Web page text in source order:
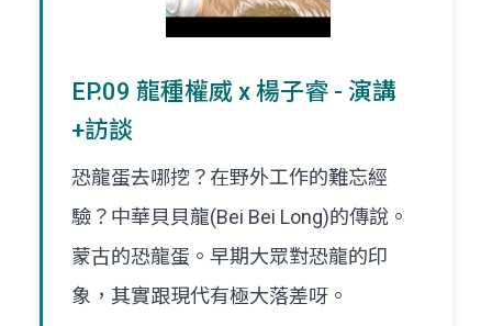
EP.09 龍種權威 x 楊子睿 - 演講
+訪談
恐龍蛋去哪挖？在野外工作的難忘經
驗？中華貝貝龍(Bei Bei Long)的傳說。
蒙古的恐龍蛋。早期大眾對恐龍的印
象，其實跟現代有極大落差呀。